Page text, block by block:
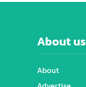
About us
About